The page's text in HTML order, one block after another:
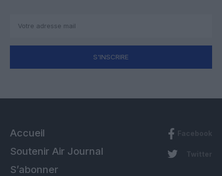
S'INSCRIRE
Accueil
Soutenir Air Journal
S’abonner